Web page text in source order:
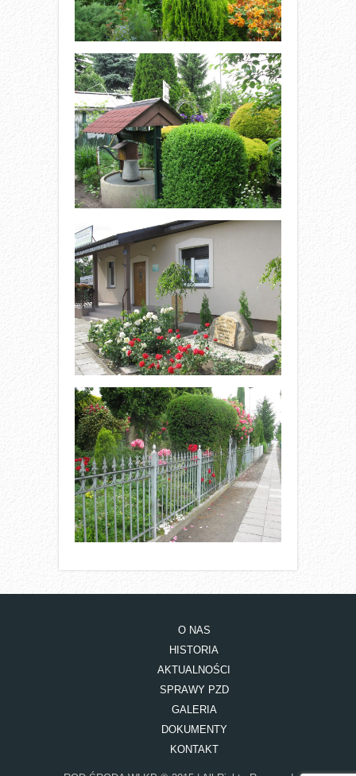
O NAS
HISTORIA
AKTUALNOŚCI
SPRAWY PZD
GALERIA
DOKUMENTY
KONTAKT